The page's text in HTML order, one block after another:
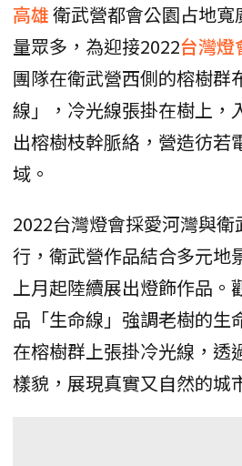
高雄衛武營都會公園占地
量眾多，為迎接2022台灣燈
團隊在衛武營西側的榕樹群
線」，冷光線張掛在樹上，
出榕樹枝幹脈絡，營造彷若
域。
2022台灣燈會採愛河灣與
行，衛武營作品結合多元地
上月起陸續展出燈飾作品。
品「生命線」強調老樹的生
在榕樹群上張掛冷光線，透
樣貌，展現真實又自然的城